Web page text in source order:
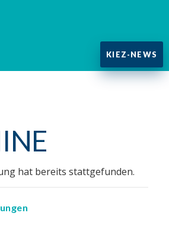
KIEZ-NEWS
hat bereits stattgefunden.